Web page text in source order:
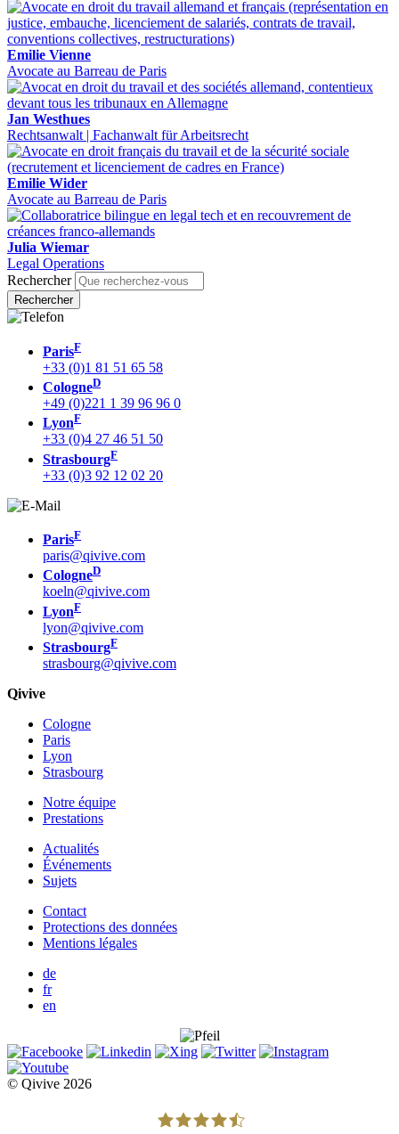
Emilie Vienne
Avocate au Barreau de Paris
Jan Westhues
Rechtsanwalt | Fachanwalt für Arbeitsrecht
Emilie Wider
Avocate au Barreau de Paris
Julia Wiemar
Legal Operations
Rechercher
ParisF
+33 (0)1 81 51 65 58
CologneD
+49 (0)221 1 39 96 96 0
LyonF
+33 (0)4 27 46 51 50
StrasbourgF
+33 (0)3 92 12 02 20
ParisF
paris@qivive.com
CologneD
koeln@qivive.com
LyonF
lyon@qivive.com
StrasbourgF
strasbourg@qivive.com
Qivive
Cologne
Paris
Lyon
Strasbourg
Notre équipe
Prestations
Actualités
Événements
Sujets
Contact
Protections des données
Mentions légales
de
fr
en
© Qivive 2026